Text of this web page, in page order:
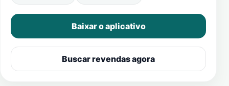
Baixar o aplicativo
Buscar revendas agora